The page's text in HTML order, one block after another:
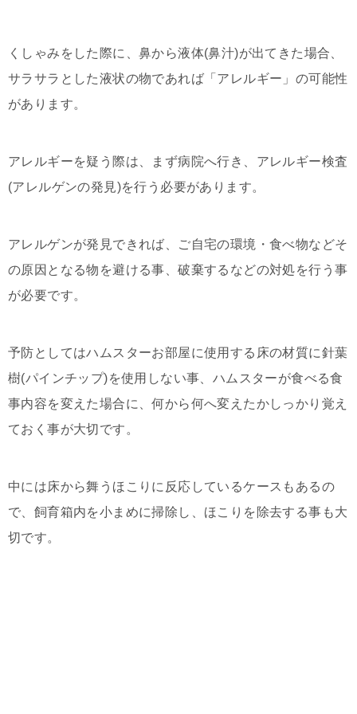
くしゃみをした際に、鼻から液体(鼻汁)が出てきた場合、
サラサラとした液状の物であれば「アレルギー」の可能性
があります。
アレルギーを疑う際は、まず病院へ行き、アレルギー検査
(アレルゲンの発見)を行う必要があります。
アレルゲンが発見できれば、ご自宅の環境・食べ物などそ
の原因となる物を避ける事、破棄するなどの対処を行う事
が必要です。
予防としてはハムスターお部屋に使用する床の材質に針葉
樹(パインチップ)を使用しない事、ハムスターが食べる食
事内容を変えた場合に、何から何へ変えたかしっかり覚え
ておく事が大切です。
中には床から舞うほこりに反応しているケースもあるの
で、飼育箱内を小まめに掃除し、ほこりを除去する事も大
切です。